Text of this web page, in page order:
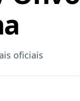
oficiais